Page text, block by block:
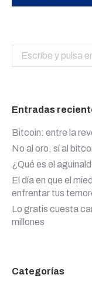
Buscar:
Entradas
Bitcoin: entre la
No al oro, sí al
¿Qué es el
El día en que el
enfrentar tus
Lo gratis cuesta
millones
Categorías